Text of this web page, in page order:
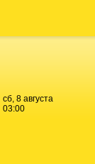
сб, 8 августа
03:00